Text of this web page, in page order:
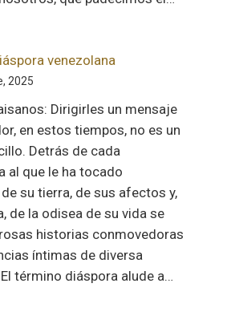
venezolana
2025
Dirigirles un mensaje
en estos tiempos, no es un
Detrás de cada
al que le ha tocado
su tierra, de sus afectos y,
de la odisea de su vida se
historias conmovedoras
íntimas de diversa
término diáspora alude a…